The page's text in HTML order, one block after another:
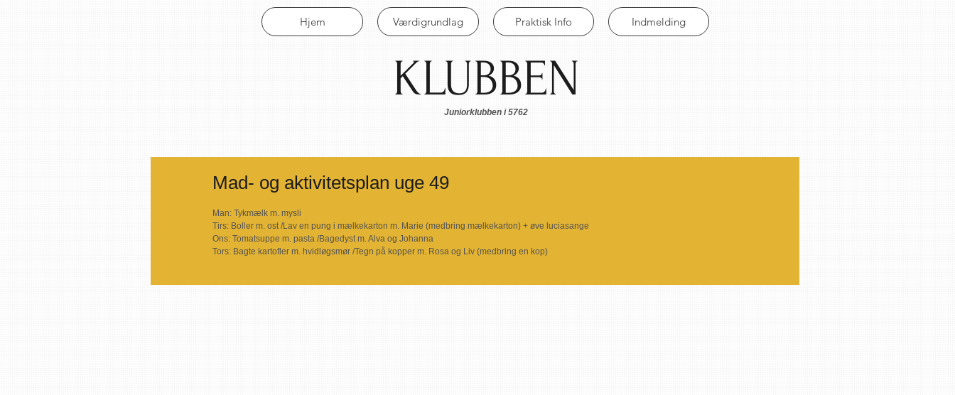
Hjem Værdigrundlag Praktisk Info Indmelding
KLUBBEN
Juniorklubben i 5762
Mad- og aktivitetsplan uge 49
Man: Tykmælk m. mysli
Tirs: Boller m. ost /Lav en pung i mælkekarton m. Marie (medbring mælkekarton) + øve luciasange
Ons: Tomatsuppe m. pasta /Bagedyst m. Alva og Johanna
Tors: Bagte kartofler m. hvidløgsmør /Tegn på kopper m. Rosa og Liv (medbring en kop)